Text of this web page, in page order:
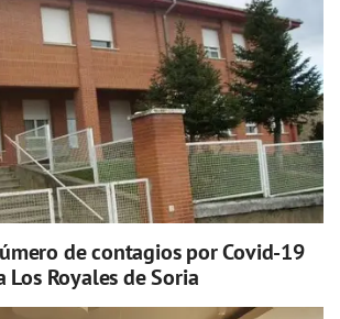
de contagios por Covid-19
Los Royales de Soria